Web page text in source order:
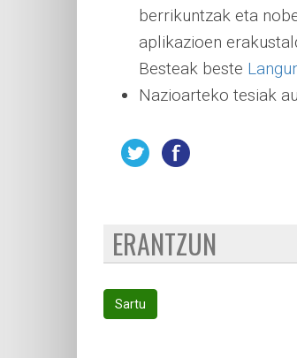
berrikuntzak eta
aplikazioen
Besteak beste
Nazioarteko tesiak
ERANTZUN
Sartu